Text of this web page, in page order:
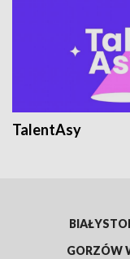
TalentAsy
GORZÓW